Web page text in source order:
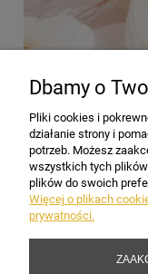
Dbamy o
Pliki cookies i
działanie strony i
potrzeb. Możesz
wszystkich tych
plików do swoich
Więcej o plikach
prywatności.